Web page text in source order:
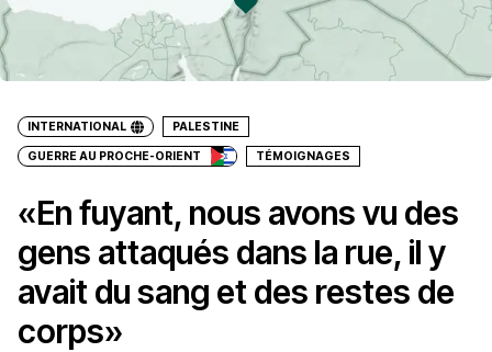
INTERNATIONAL PALESTINE
GUERRE AU PROCHE-ORIENT TÉMOIGNAGES
«En fuyant, nous avons vu des
gens attaqués dans la rue, il y
avait du sang et des restes de
corps»